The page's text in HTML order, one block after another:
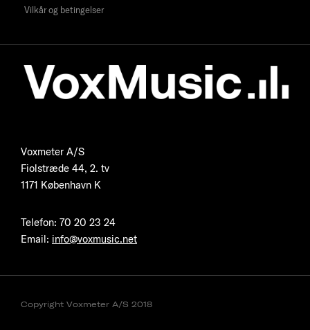
Vilkår og betingelser
Voxmeter A/S
Fiolstræde 44, 2. tv
1171 København K
Telefon: 70 20 23 24
Email: info@voxmusic.net
Copyright Voxmeter A/S 2018